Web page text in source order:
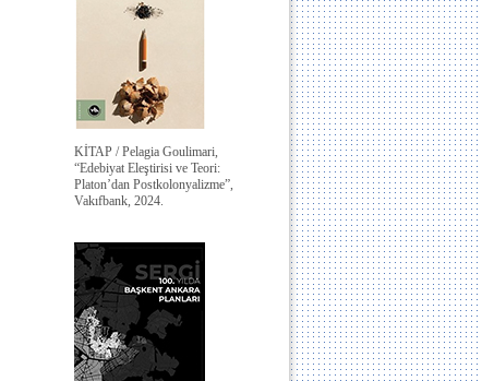
KİTAP / Pelagia Goulimari,
“Edebiyat Eleştirisi ve Teori:
Platon’dan Postkolonyalizme”,
Vakıfbank, 2024.